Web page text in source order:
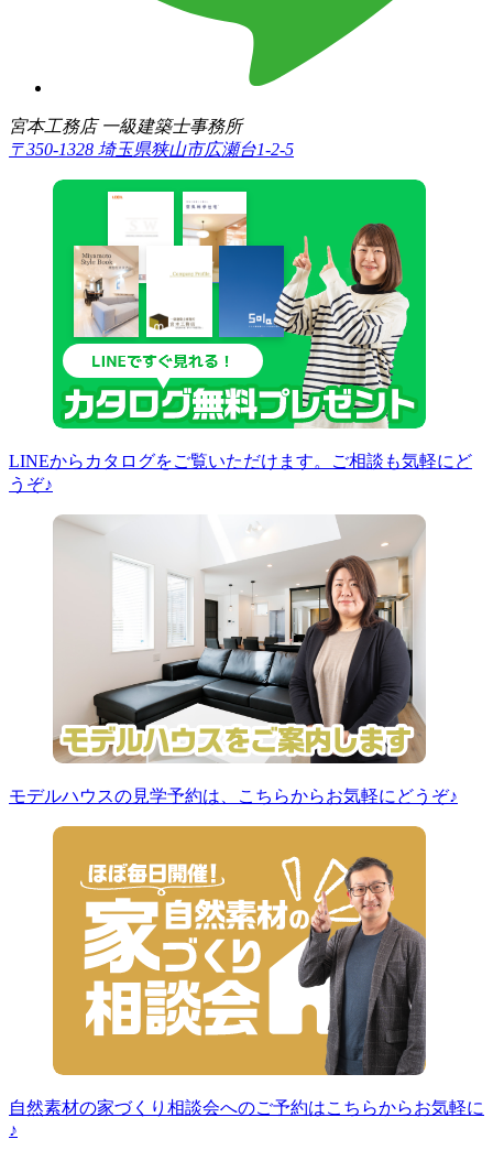
宮本工務店 一級建築士事務所
〒350-1328 埼玉県狭山市広瀬台1-2-5
LINEからカタログをご覧いただけます。ご相談も気軽にど
うぞ♪
モデルハウスの見学予約は、こちらからお気軽にどうぞ♪
自然素材の家づくり相談会へのご予約はこちらからお気軽に
♪